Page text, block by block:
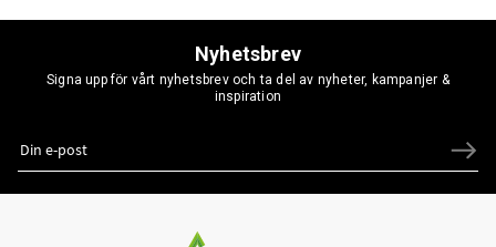
Nyhetsbrev
Signa upp för vårt nyhetsbrev och ta del av nyheter, kampanjer &
inspiration